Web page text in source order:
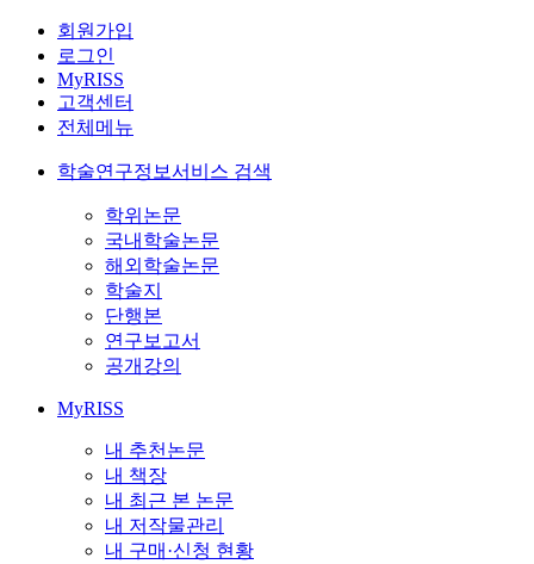
회원가입
로그인
MyRISS
고객센터
전체메뉴
학술연구정보서비스 검색
학위논문
국내학술논문
해외학술논문
학술지
단행본
연구보고서
공개강의
MyRISS
내 추천논문
내 책장
내 최근 본 논문
내 저작물관리
내 구매·신청 현황